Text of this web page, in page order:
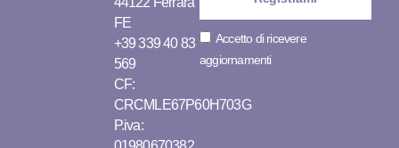
FE
+39 339 40 83
569
CF:
CRCMLE67P60H703G
P.iva:
Accetto di ricevere
aggiornamenti